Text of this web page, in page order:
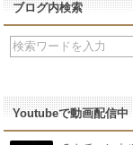
ブログ内検索
Youtubeで動画配信中